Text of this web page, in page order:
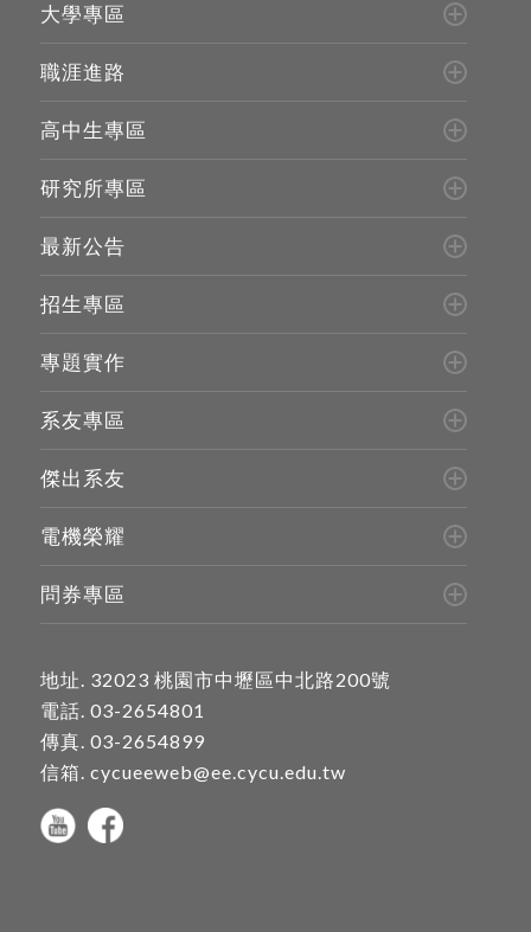
大學專區
職涯進路
高中生專區
研究所專區
最新公告
招生專區
專題實作
系友專區
傑出系友
電機榮耀
問券專區
地址. 32023 桃園市中壢區中北路200號
電話. 03-2654801
傳真. 03-2654899
信箱. cycueeweb@ee.cycu.edu.tw